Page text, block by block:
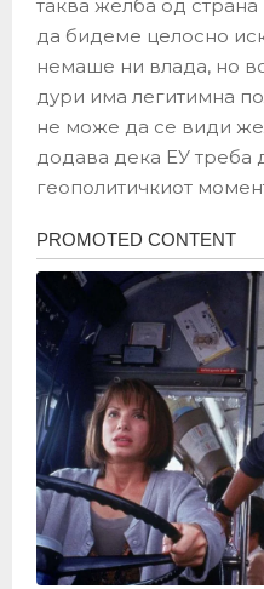
таква желба од
да бидеме целосно
немаше ни влада, но
дури има легитимна
не може да се види
додава дека ЕУ треба
геополитичкиот